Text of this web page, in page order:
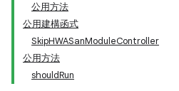
公用方法
公用建構函式
SkipHWASanModuleController
公用方法
shouldRun